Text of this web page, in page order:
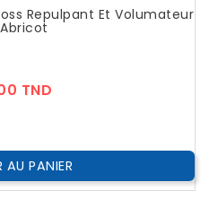
Repulpant Et Volumateur
TND
AU PANIER